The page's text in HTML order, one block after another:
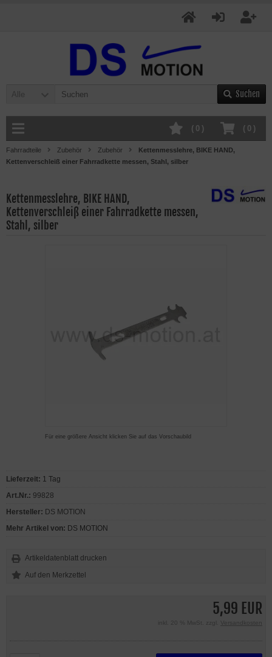
Alle Suchen
( 0 )
( 0 )
Fahrradteile Zubehör Zubehör
Kettenmesslehre, BIKE HAND,
Kettenverschleiß einer Fahrradkette messen, Stahl, silber
Kettenmesslehre, BIKE HAND,
Kettenverschleiß einer Fahrradkette messen,
Stahl, silber
Für eine größere Ansicht klicken Sie auf das Vorschaubild
5,99 EUR
inkl. 20 % MwSt. zzgl. Versandkosten
Lieferzeit: 1 Tag
Art.Nr.: 99828
Hersteller: DS MOTION
Mehr Artikel von: DS MOTION
Artikeldatenblatt drucken